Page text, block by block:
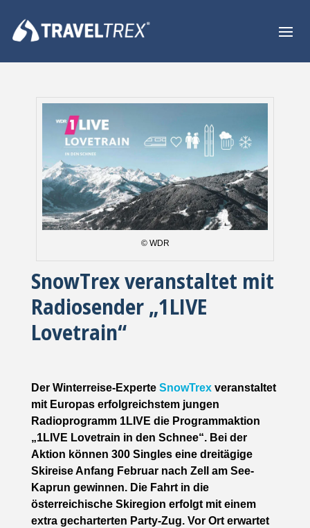
© WDR
SnowTrex veranstaltet mit
Radiosender „1LIVE
Lovetrain“
Der Winterreise-ExperteSnowTrexveranstaltet
mit Europas erfolgreichstem jungen
Radioprogramm 1LIVE die Programmaktion
„1LIVE Lovetrain in den Schnee“. Bei der
Aktion können 300 Singles eine dreitägige
Skireise Anfang Februar nach Zell am See-
Kaprun gewinnen. Die Fahrt in die
österreichische Skiregion erfolgt mit einem
extra gecharterten Party-Zug. Vor Ort erwartet